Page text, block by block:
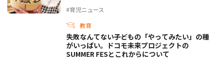
#育児ニュース
教育
失敗なんてない――子どもの「やってみたい」の種
がいっぱい。ドコモ未来プロジェクトの
SUMMER FESとこれからについて